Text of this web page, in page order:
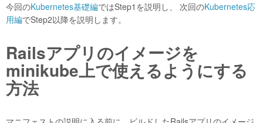
今回のKubernetes基礎編ではStep1を説明し、 次回のKubernetes応
用編でStep2以降を説明します。
Railsアプリのイメージを
minikube上で使えるようにする
方法